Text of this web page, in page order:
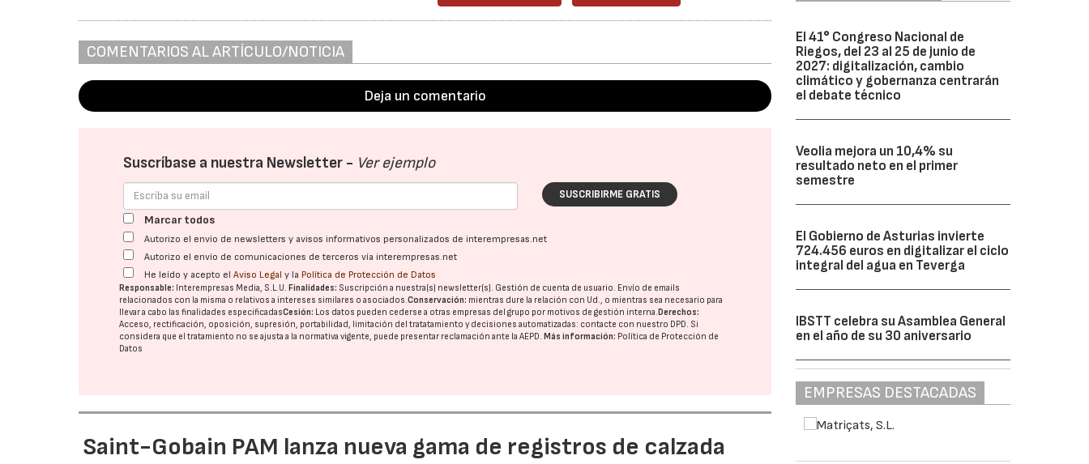
COMENTARIOS AL ARTÍCULO/NOTICIA
Deja un comentario
Suscríbase a nuestra Newsletter - Ver ejemplo
SUSCRIBIRME GRATIS
Marcar todos
Autorizo el envío de newsletters y avisos informativos personalizados de interempresas.net
Autorizo el envío de comunicaciones de terceros vía interempresas.net
He leído y acepto elAviso Legal y la Política de Protección de Datos
Responsable: Interempresas Media, S.L.U.Finalidades: Suscripción a nuestra(s) newsletter(s). Gestión de cuenta de usuario. Envío de emails
relacionados con la misma o relativos a intereses similares o asociados.Conservación: mientras dure la relación con Ud., o mientras sea necesario para
llevar a cabo las finalidades especificadasCesión: Los datos pueden cederse a otras empresas del grupo por motivos de gestión interna.Derechos:
Acceso, rectificación, oposición, supresión, portabilidad, limitación del tratatamiento y decisiones automatizadas: contacte con nuestro DPD. Si
considera que el tratamiento no se ajusta a la normativa vigente, puede presentar reclamación ante laAEPD.Más información: Política de Protección de
Datos
Saint-Gobain PAM lanza nueva gama de registros de calzada
El 41° Congreso Nacional de
Riegos, del 23 al 25 de junio de
2027: digitalización, cambio
climático y gobernanza centrarán
el debate técnico
Veolia mejora un 10,4% su
resultado neto en el primer
semestre
El Gobierno de Asturias invierte
724.456 euros en digitalizar el ciclo
integral del agua en Teverga
IBSTT celebra su Asamblea General
en el año de su 30 aniversario
EMPRESAS DESTACADAS